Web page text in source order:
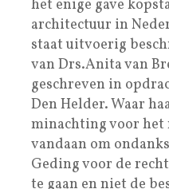
het enige gave
architectuur in
staat uitvoerig
van Drs.Anita van
geschreven in
Den Helder. Waar
minachting voor het
vandaan om
Geding voor de
te gaan en niet de